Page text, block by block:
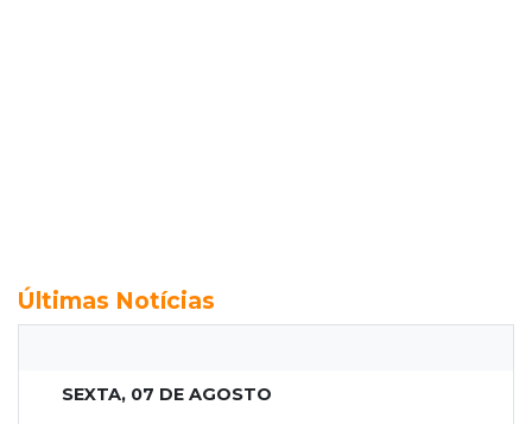
Últimas Notícias
SEXTA, 07 DE AGOSTO